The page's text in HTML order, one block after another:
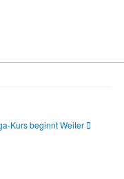
Kurs beginntWeiter